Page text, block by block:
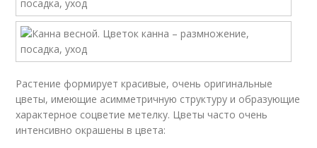
Растение формирует красивые, очень оригинальные
цветы, имеющие асимметричную структуру и образующие
характерное соцветие метелку. Цветы часто очень
интенсивно окрашены в цвета: